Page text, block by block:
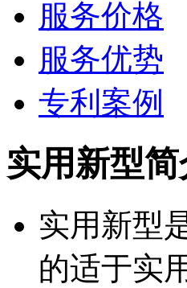
服务价格
服务优势
专利案例
实用新型简
实用新型
的适于实